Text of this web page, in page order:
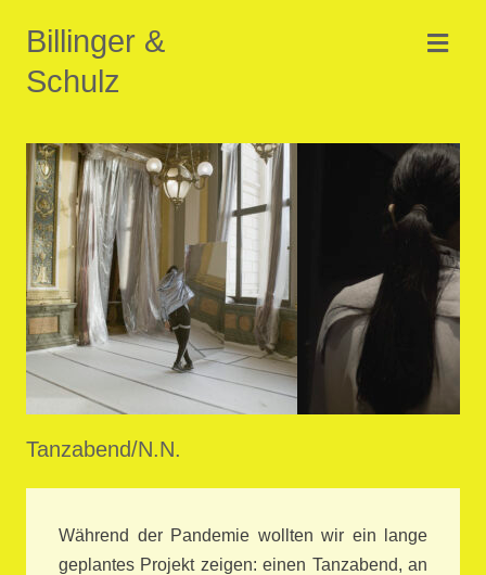
Billinger &
Schulz
Tanzabend/N.N.
Während der Pandemie wollten wir ein lange
geplantes Projekt zeigen: einen Tanzabend, an